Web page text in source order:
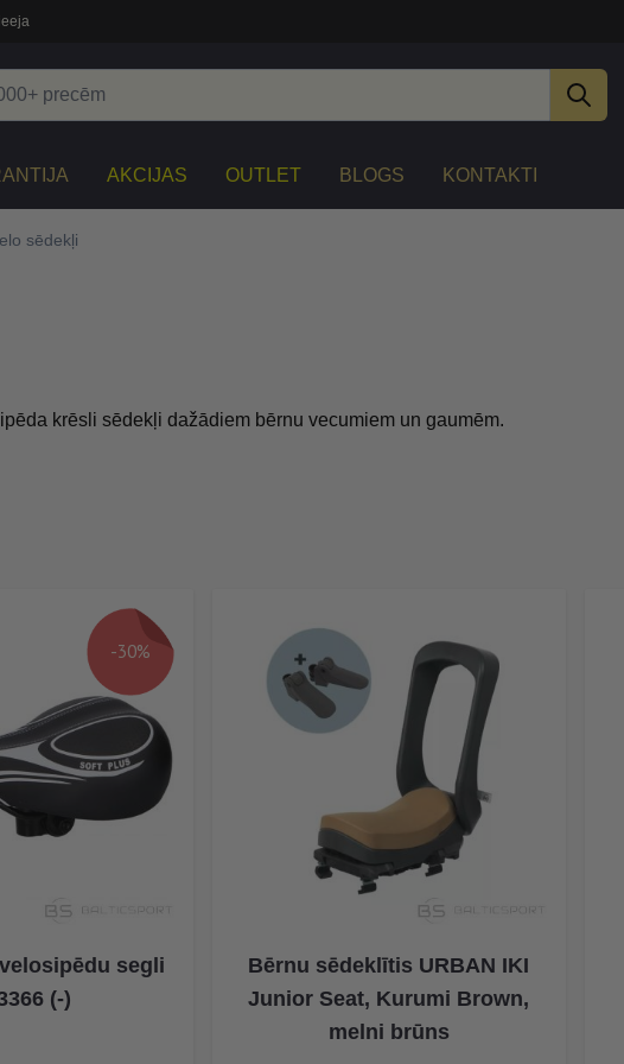
AKCIJAS OUTLET BLOGS KONTAKTI
sēdekļi
krēsli sēdekļi dažādiem bērnu vecumiem un gaumēm.
-30%
segli
(-)
Bērnu sēdeklītis URBAN IKI
Junior Seat, Kurumi Brown,
melni brūns